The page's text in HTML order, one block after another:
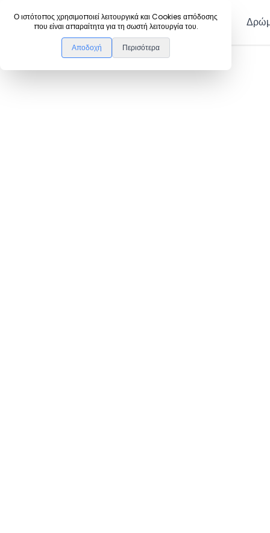
Ο ιστότοπος χρησιμοποιεί λειτουργικά και Cookies απόδοσης
που είναι απαραίτητα για τη σωστή λειτουργία του.
Αποδοχή Περισότερα
DanceLink Μέλη